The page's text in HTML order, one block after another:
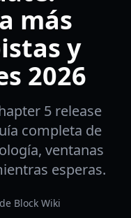
más
y
2026
5 release
completa de
ventanas
esperas.
Block Wiki